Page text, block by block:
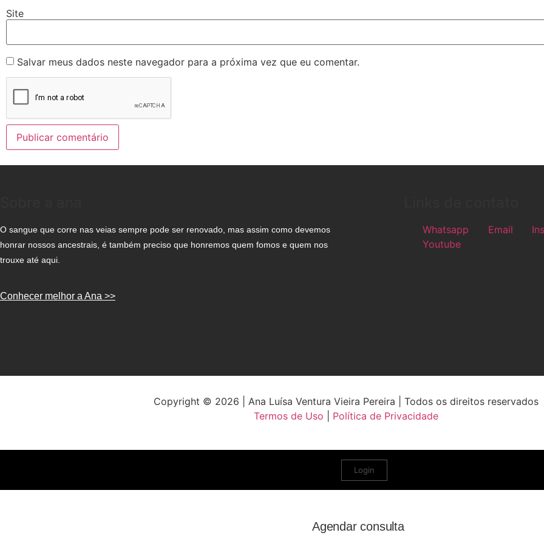
Site
Salvar meus dados neste navegador para a próxima vez que eu comentar.
O sangue que corre nas veias sempre pode ser renovado, mas assim como devemos
honrar nossos ancestrais, é também preciso que honremos quem fomos e quem nos
trouxe até aqui.
Conhecer melhor a Ana >>
Whatsapp Email
Youtube
Copyright © 2026 | Ana Luísa Ventura Vieira Pereira | Todos os direitos reservados
Termos de Uso
Política de Privacidade
Login
Agendar consulta